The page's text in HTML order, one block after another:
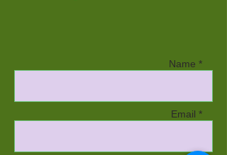
Name *
Email *